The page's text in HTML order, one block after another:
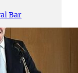
Bar